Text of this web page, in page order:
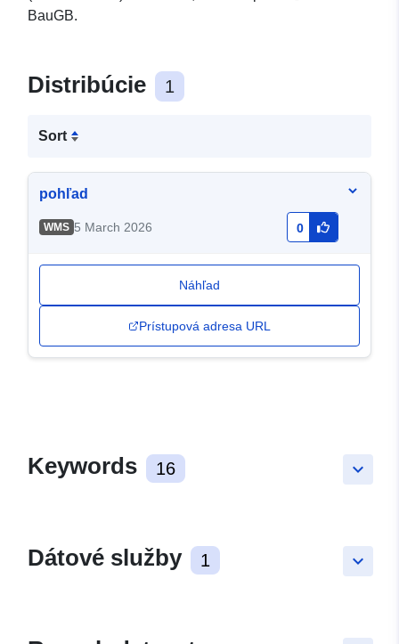
BauGB.
Distribúcie 1
Sort
pohľad
WMS 5 March 2026 0
Náhľad
Prístupová adresa URL
keyboard_arrow_down
Keywords 16
keyboard_arrow_down
Dátové služby 1